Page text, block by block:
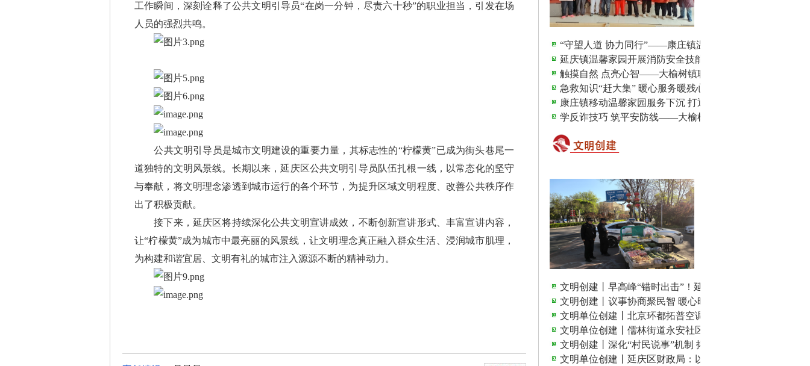
工作瞬间，深刻诠释了公共文明引导员“在岗一分钟，尽责六十秒”的职业担当，引发在场
人员的强烈共鸣。
公共文明引导员是城市文明建设的重要力量，其标志性的“柠檬黄”已成为街头巷尾一
道独特的文明风景线。长期以来，延庆区公共文明引导员队伍扎根一线，以常态化的坚守
与奉献，将文明理念渗透到城市运行的各个环节，为提升区域文明程度、改善公共秩序作
出了积极贡献。
接下来，延庆区将持续深化公共文明宣讲成效，不断创新宣讲形式、丰富宣讲内容，
让“柠檬黄”成为城市中最亮丽的风景线，让文明理念真正融入群众生活、浸润城市肌理，
为构建和谐宜居、文明有礼的城市注入源源不断的精神动力。
“守望人道 协力同行”——康庄镇温馨家园红十字博爱周活
延庆镇温馨家园开展消防安全技能专题培训
触摸自然 点亮心智——大榆树镇职康站组织学员参观国家...
急救知识“赶大集” 暖心服务暖残心——延庆镇温馨家园...
康庄镇移动温馨家园服务下沉 打通助残服务“最后一公里”
学反诈技巧 筑平安防线——大榆树镇开展反诈宣传经验交...
文明创建丨早高峰“错时出击”！延庆城管整治占道经营 ...
文明创建丨议事协商聚民智 暖心晾晒惠民生
文明单位创建丨北京环都拓普空调有限公司：文明筑基强
文明单位创建丨儒林街道永安社区：党建领航铸文明，邻
文明创建丨深化“村民说事”机制 拓宽治村理事路径
文明单位创建丨延庆区财政局：以文明创建赋能财政事业